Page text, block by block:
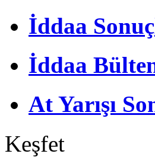
İddaa
İddaa
At Yarışı
Keşfet